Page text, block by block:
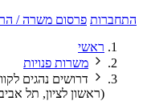
התחברות פרסום משרה /
ראשי
משרות פנויות
דרושים נהגים
(ראשון לציון, תל